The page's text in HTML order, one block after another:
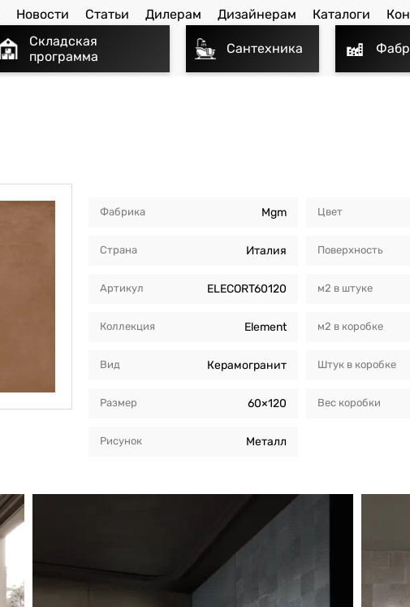
Новости Статьи Дилерам Дизайнерам Каталоги
Складская
программа
Сантехника
Фабрика Mgm
Страна Италия
Артикул ELECORT60120
Коллекция Element
Вид Керамогранит
Размер 60×120
Рисунок Металл
Цвет
Поверхность
м2 в штуке
м2 в коробкe
Штук в коробкe
Вес коробки